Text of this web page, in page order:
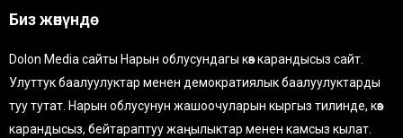
Биз жөнүндө
Dolon Media сайты Нарын облусундагы көз карандысыз сайт.
Улуттук баалуулуктар менен демократиялык баалуулуктарды
туу тутат. Нарын облусунун жашоочуларын кыргыз тилинде, көз
карандысыз, бейтараптуу жаңылыктар менен камсыз кылат.